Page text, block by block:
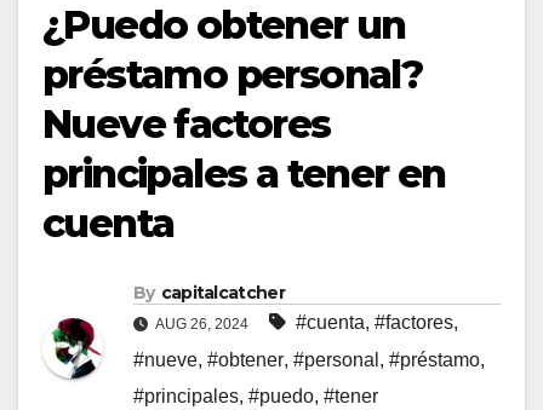
¿Puedo obtener un
préstamo personal?
Nueve factores
principales a tener en
cuenta
By capitalcatcher
AUG 26, 2024 #cuenta, #factores,
#nueve, #obtener, #personal , #préstamo,
#principales, #puedo, #tener